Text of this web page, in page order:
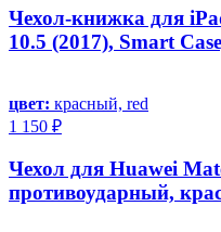
Чехол-книжка для
10.5 (2017), Smart
цвет: красный, red
1 150 ₽
Чехол для Huawei
противоударный,